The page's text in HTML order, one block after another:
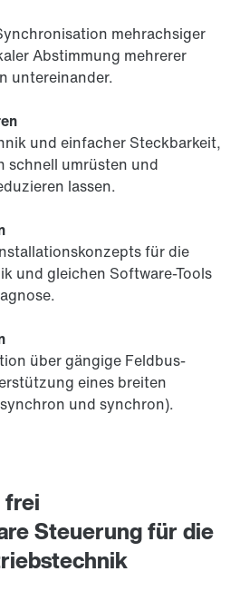
frei
Steuerung für die
mehrachsiger
Abstimmung mehrerer
untereinander.
und einfacher Steckbarkeit,
schnell umrüsten und
lassen.
für die
und gleichen Software-Tools
über gängige Feldbus-
eines breiten
und synchron).